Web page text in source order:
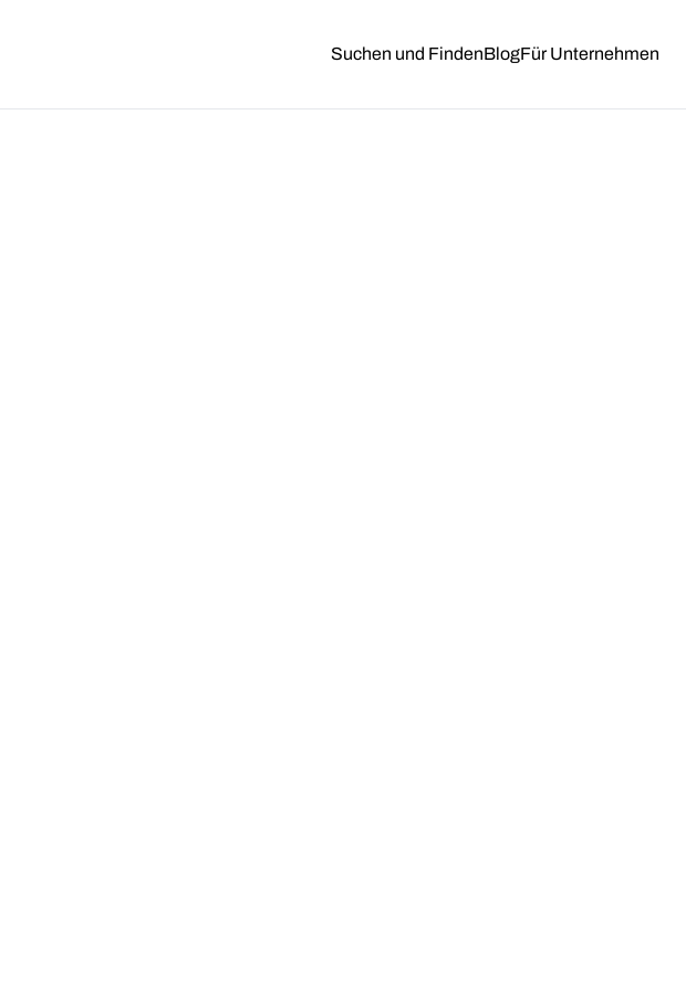
Suchen und FindenBlogFür Unternehmen